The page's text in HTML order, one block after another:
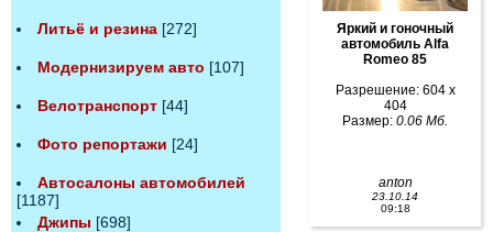
Литьё и резина [272]
Модернизируем авто [107]
Велотранспорт [44]
Фото репортажи [24]
Автосалоны автомобилей
[1187]
Джипы [698]
Яркий и гоночный
автомобиль Alfa
Romeo 85
Разрешение: 604 x
404
Размер: 0.06 Мб.
anton
23.10.14
09:18